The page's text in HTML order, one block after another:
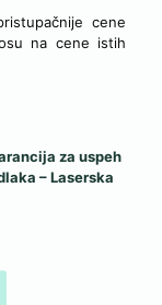
cene
na cene istih
za uspeh
– Laserska